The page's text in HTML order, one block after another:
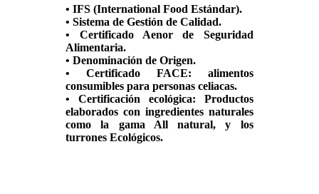
• IFS (International Food Estándar).
• Sistema de Gestión de Calidad.
• Certificado Aenor de Seguridad
Alimentaria.
• Denominación de Origen.
• Certificado FACE: alimentos
consumibles para personas celiacas.
• Certificación ecológica: Productos
elaborados con ingredientes naturales
como la gama All natural, y los
turrones Ecológicos.